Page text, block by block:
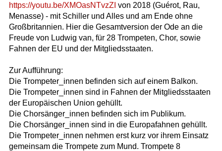
https://youtu.be/XMOasNTvzZI von 2018 (Guérot, Rau,
Menasse) - mit Schiller und Alles und am Ende ohne
Großbritannien. Hier die Gesamtversion der Ode an die
Freude von Ludwig van, für 28 Trompeten, Chor, sowie
Fahnen der EU und der Mitgliedsstaaten.
Zur Aufführung:
Die Trompeter_innen befinden sich auf einem Balkon.
Die Trompeter_innen sind in Fahnen der Mitgliedsstaaten
der Europäischen Union gehüllt.
Die Chorsänger_innen befinden sich im Publikum.
Die Chorsänger_innen sind in die Europafahnen gehüllt.
Die Trompeter_innen nehmen erst kurz vor ihrem Einsatz
gemeinsam die Trompete zum Mund. Trompete 8